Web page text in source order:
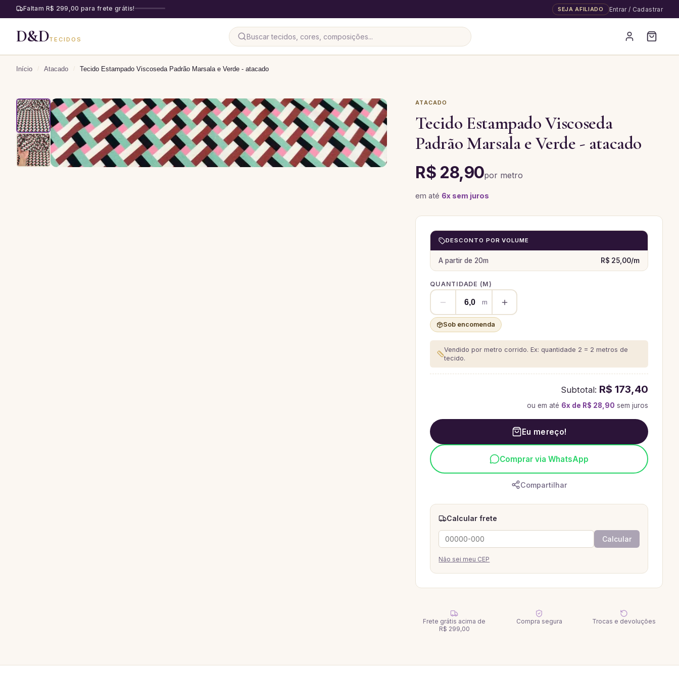
Faltam R$ 299,00 para frete grátis! SEJA AFILIADO Entrar / Cadastrar
D&DTECIDOS
Início / Atacado / Tecido Estampado Viscoseda Padrão Marsala e Verde - atacado
ATACADO
Tecido Estampado Viscoseda
Padrão Marsala e Verde - atacado
R$ 28,90por metro
em até 6x sem juros
DESCONTO POR VOLUME
A partir de 20m R$ 25,00/m
QUANTIDADE (M)
m
Sob encomenda
Vendido por metro corrido. Ex: quantidade 2 = 2 metros de
tecido.
Subtotal: R$ 173,40
ou em até 6x de R$ 28,90 sem juros
Eu mereço!
Comprar via WhatsApp
Compartilhar
Calcular frete
Calcular
Não sei meu CEP
Frete grátis acima de
R$ 299,00
Compra segura Trocas e devoluções